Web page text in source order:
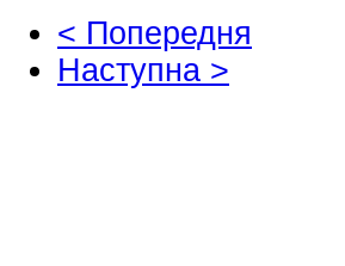
< Попередня
Наступна >